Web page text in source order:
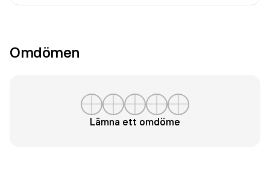
Omdömen
Lämna ett omdöme